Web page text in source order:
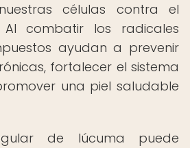
células contra el
combatir los radicales
ayudan a prevenir
fortalecer el sistema
una piel saludable
de lúcuma puede